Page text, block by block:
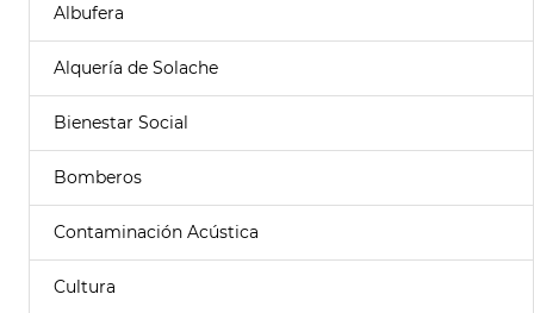
Albufera
Alquería de Solache
Bienestar Social
Bomberos
Contaminación Acústica
Cultura